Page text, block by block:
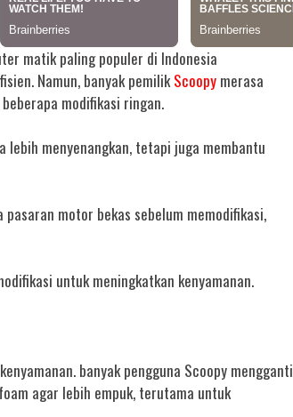
matik paling populer di Indonesia
Namun, banyak pemilikScoopy merasa
modifikasi ringan.
menyenangkan, tetapi juga membantu
motor bekas sebelum memodifikasi,
untuk meningkatkan kenyamanan.
banyak pengguna Scoopy mengganti
agar lebih empuk, terutama untuk